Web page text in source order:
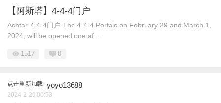
【阿斯塔】4-4-4门户
Ashtar-4-4-4门户 The 4-4-4 Portals on February 29 and March 1,
2024, will be opened one af ...
1517 0
点击重新加载 yoyo13688
2024-2-29 00:53